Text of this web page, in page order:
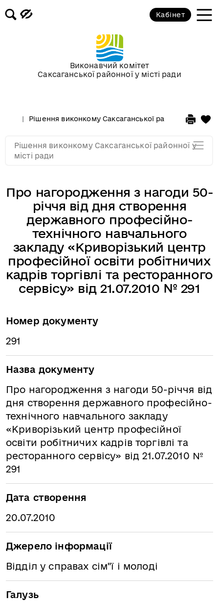
Виконавчий комітет
Саксаганської районної у місті ради
Кабінет
Рішення виконкому Саксаганської районної у місті
Про нагородження з нагоди 50-
річчя від дня створення
державного професійно-
технічного навчального
закладу «Криворізький центр
професійної освіти робітничих
кадрів торгівлі та ресторанного
сервісу» від 21.07.2010 № 291
Номер документу
291
Назва документу
Про нагородження з нагоди 50-річчя від
дня створення державного професійно-
технічного навчального закладу
«Криворізький центр професійної
освіти робітничих кадрів торгівлі та
ресторанного сервісу» від 21.07.2010 №
291
Дата створення
20.07.2010
Джерело інформації
Відділ у справах сім"ї і молоді
Галузь
Рішення виконкому Саксаганської районної у
місті ради
Засідання виконкому від 17
березня 2010 року
Засідання виконкому від 17
лютого 2010 року
січня 2010 року